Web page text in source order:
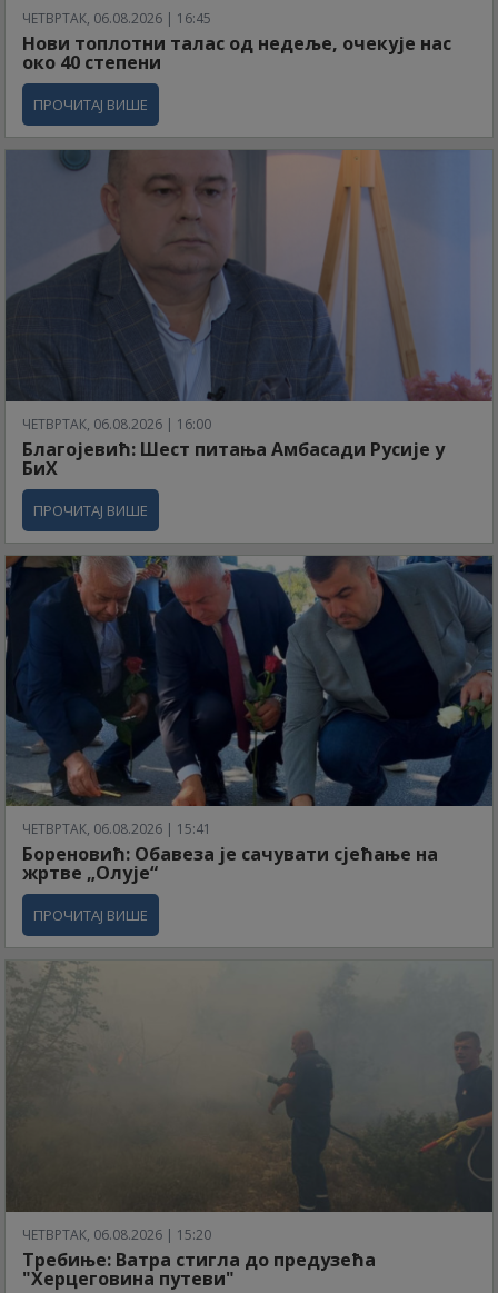
ЧЕТВРТАК, 06.08.2026 | 16:45
Нови топлотни талас од недеље, очекује нас
око 40 степени
ПРОЧИТАЈ ВИШЕ
ЧЕТВРТАК, 06.08.2026 | 16:00
Благојевић: Шест питања Амбасади Русије у
БиХ
ПРОЧИТАЈ ВИШЕ
ЧЕТВРТАК, 06.08.2026 | 15:41
Бореновић: Обавеза је сачувати сјећање на
жртве „Олује“
ПРОЧИТАЈ ВИШЕ
ЧЕТВРТАК, 06.08.2026 | 15:20
Требиње: Ватра стигла до предузећа
"Херцеговина путеви"